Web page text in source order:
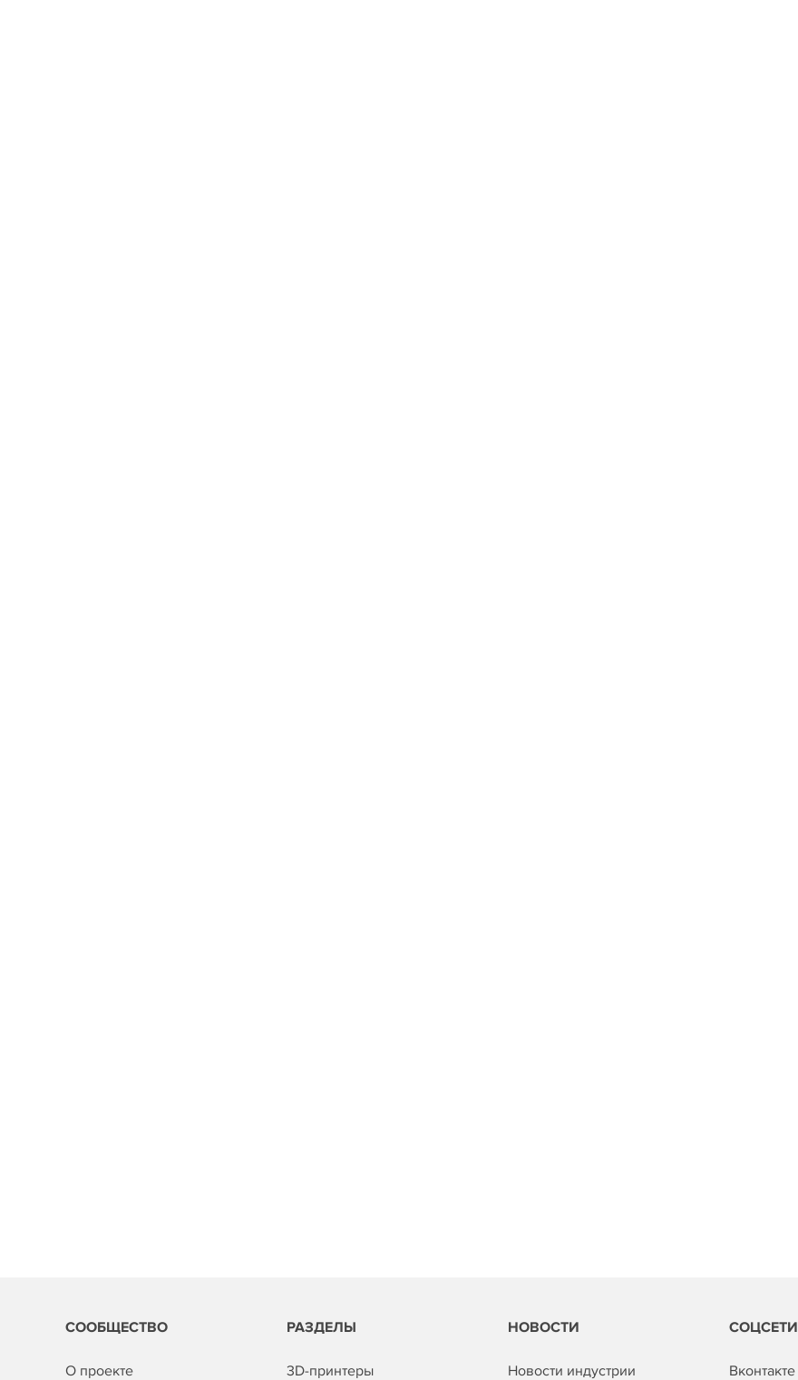
СООБЩЕСТВО
О проекте
РАЗДЕЛЫ
3D-принтеры
НОВОСТИ
Новости индустрии
СОЦСЕТИ
Вконтакте